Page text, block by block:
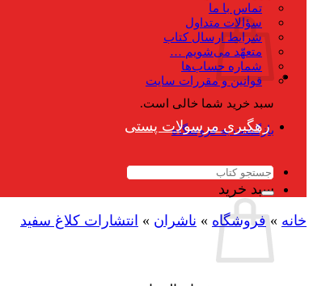
سبد خرید شما خالی است.
بازگشت به فروشگاه
سبد خرید
تماس با ما
سؤالات متداول
شرایط ارسال کتاب
متعهّد می‌شویم …
شماره حساب‌ها
قوانین و مقررات سایت
رهگیری مرسولات پستی
جستجو
برای:
خانه » فروشگاه » ناشران » انتشارات کلاغ سفید